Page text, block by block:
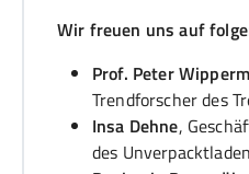
Wir freuen uns auf
Prof. Peter
Trendforscher des
Insa Dehne,
des